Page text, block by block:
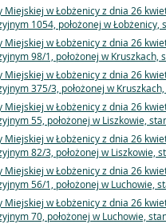
Miejskiej w Łobżenicy z dnia 26
1054, położonej w Łobżenicy,
Miejskiej w Łobżenicy z dnia 26
98/1, położonej w Kruszkach,
Miejskiej w Łobżenicy z dnia 26
375/3, położonej w
Miejskiej w Łobżenicy z dnia 26
55, położonej w Liszkowie,
Miejskiej w Łobżenicy z dnia 26
82/3, położonej w Liszkowie,
Miejskiej w Łobżenicy z dnia 26
56/1, położonej w Luchowie,
Miejskiej w Łobżenicy z dnia 26
70, położonej w Luchowie,